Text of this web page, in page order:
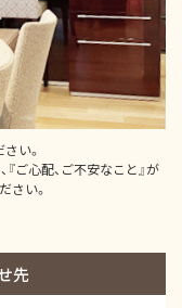
い。
『ご心配、ご不安なこと』が
さい。
先